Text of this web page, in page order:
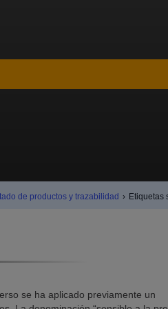
de productos y trazabilidad › Etiquetas
se ha aplicado previamente un